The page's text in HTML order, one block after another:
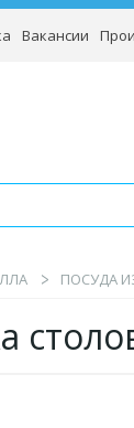
Вакансии
ПОСУДА